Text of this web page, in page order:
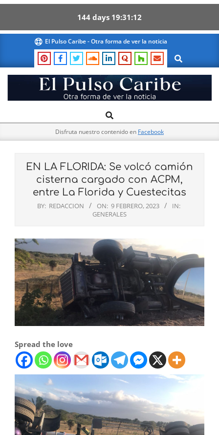
144 days 19 31 12
content
El Pulso Caribe - Otra forma de ver la noticia
Search
El
Pulso
Navigation
Search
Disfruta nuestro contenido en Facebook
EN LA FLORIDA: Se volcó camión
cisterna cargado con ACPM,
entre La Florida y Cuestecitas
BY: REDACCION ON: 9 FEBRERO, 2023
IN:
GENERALES
Spread the love